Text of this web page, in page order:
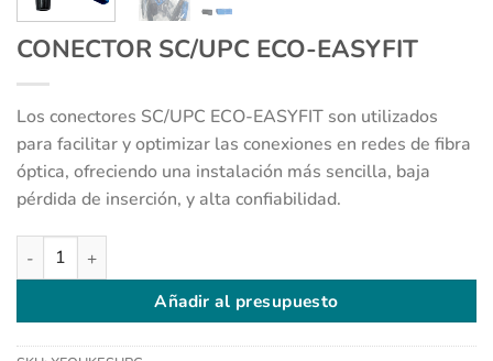
CONECTOR SC/UPC ECO-EASYFIT
Los conectores SC/UPC ECO-EASYFIT son utilizados
para facilitar y optimizar las conexiones en redes de fibra
óptica, ofreciendo una instalación más sencilla, baja
pérdida de inserción, y alta confiabilidad.
CONECTOR SC/UPC ECO-EASYFIT cantidad
Añadir al presupuesto